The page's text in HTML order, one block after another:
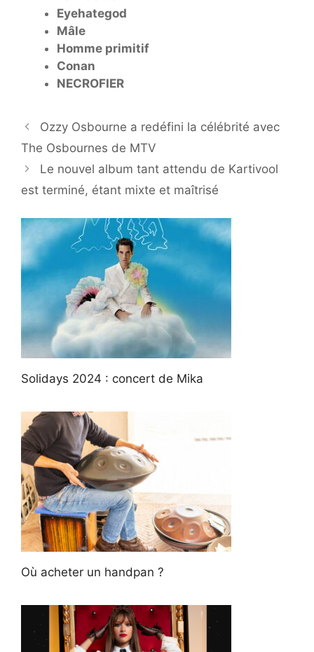
Eyehategod
Mâle
Homme primitif
Conan
NECROFIER
Ozzy Osbourne a redéfini la célébrité avec
The Osbournes de MTV
Le nouvel album tant attendu de Kartivool
est terminé, étant mixte et maîtrisé
Solidays 2024 : concert de Mika
Où acheter un handpan ?